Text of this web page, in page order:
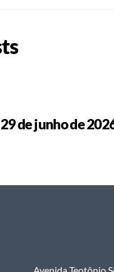
de junho de
Avenida Teotônio